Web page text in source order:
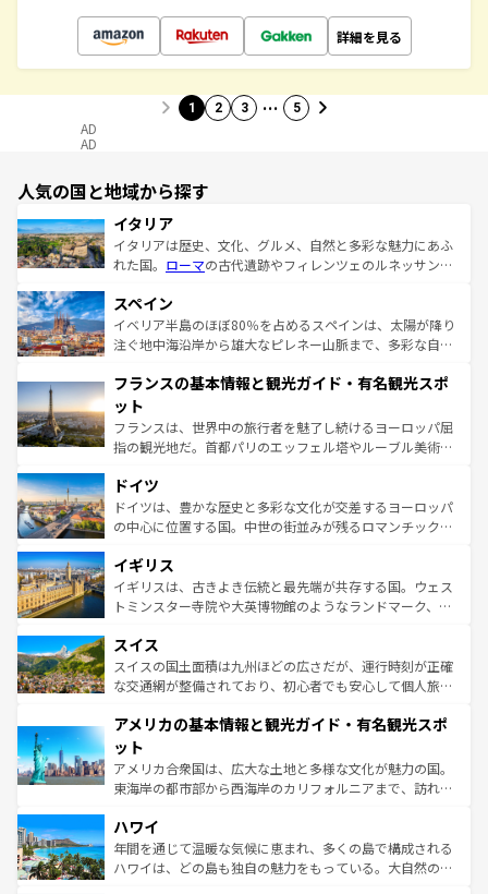
詳細を見る
1 2 3 … 5
AD
AD
人気の国と地域から探す
イタリア
イタリアは歴史、文化、グルメ、自然と多彩な魅力にあふ
れた国。 ローマの古代遺跡やフィレンツェのルネッサンス
ろん、トスカーナの美しい田園風景やアマルフィ海岸の絶
景など、自然景観も見逃せない。観光の合間には、本場の
ピザやパスタなど、絶品のイタリア料理を堪能することも
ませてくれるイタリアで、忘れられない旅をしてみよう！
なお、新着のイタリア情報は
しい。
スペイン
イベリア半島のほぼ80％を占めるスペインは、太陽が降り
注ぐ地中海沿岸から雄大なピレネー山脈まで、多彩な自然
文化が根付くこの国では、情熱的なフラメンコ、熱気あふ
れる闘牛、そして美味しいタパスが生活の一部となってい
る。首都マドリードの洗練された雰囲気や、バルセロナの
アートに溢れた街角から、地方では古代ローマ遺跡や中世
せる。地方によって風土や気候が異なるスペインはその個
性で訪れる人を魅了する。 なお、新着のスペイン情報は コ
ンテンツ一覧を参照してほしい。
フランスの基本情報と観光ガイド・有名観光スポ
ット
フランスは、世界中の旅行者を魅了し続けるヨーロッパ屈
指の観光地だ。首都パリのエッフェル塔やルーブル美術館
で、幅広い魅力が詰まっている。華麗な宮殿、歴史的な大
聖堂、美しいビーチ、そして豊かな自然が、訪れる者を心
から魅了する。また、フランスは美食の国としても知ら
いる。シャンパンの発祥地であるランス、プロヴァンスの
香り高いラベンダー畑など、多彩な楽しみ方が可能だ。さ
らに、パリ以外の地域にも魅力が溢れており、どの街角に
れる地方に足を運ぶとそれぞれで全く異なる文化を体験で
きるだろう。 なお、新着のフランス情報はコンテンツ一覧
を参照してほしい。
ドイツ
ドイツは、豊かな歴史と多彩な文化が交差するヨーロッパ
の中心に位置する国。中世の街並みが残るロマンチック街
顔を持つこの国は、どこを歩いても飽きることがない。ベ
ルリンの文化的活気、バイエルン州のアルプスの絶景、そ
してライン川沿いのワイン畑といった風景は必見。ビール
は、お酒好きな人にはぜひ体験してほしい。 なお、新着の
ドイツ情報はコンテンツ一覧を参照してほしい。
イギリス
イギリスは、古きよき伝統と最先端が共存する国。ウェス
トミンスター寺院や大英博物館のようなランドマーク、歴
リアごとに異なる魅力がある。また、優雅なアフタヌーン
ティー、ビール好きにはたまらない英国パブ、サッカー観
戦など、本場だからこそできる体験も豊富。イギリスを旅
ンツ一覧を参照してほしい。
スイス
スイスの国土面積は九州ほどの広さだが、運行時刻が正確
な交通網が整備されており、初心者でも安心して個人旅行
の建物がそのまま残る町や、スイスならではのユニークな
博物館もあり、アルプス観光だけでなく町歩きも満喫する
ことができる。国民の所得が高いため物価も高いが、旅行
者向けの交通パス提供のサービスもあり、うまく活用すれ
着のスイス情報は
アメリカの基本情報と観光ガイド・有名観光スポ
ット
アメリカ合衆国は、広大な土地と多様な文化が魅力の国。
東海岸の都市部から西海岸のカリフォルニアまで、訪れる
のような巨大都市は、観光、ショッピング、エンターテイ
ンメントが詰まった刺激的なスポットだ。一方、アメリカ
西部には大自然が広がり、グランドキャニオンやイエロー
ハワイ
年間を通じて温暖な気候に恵まれ、多くの島で構成される
ハワイは、どの島も独自の魅力をもっている。大自然の神